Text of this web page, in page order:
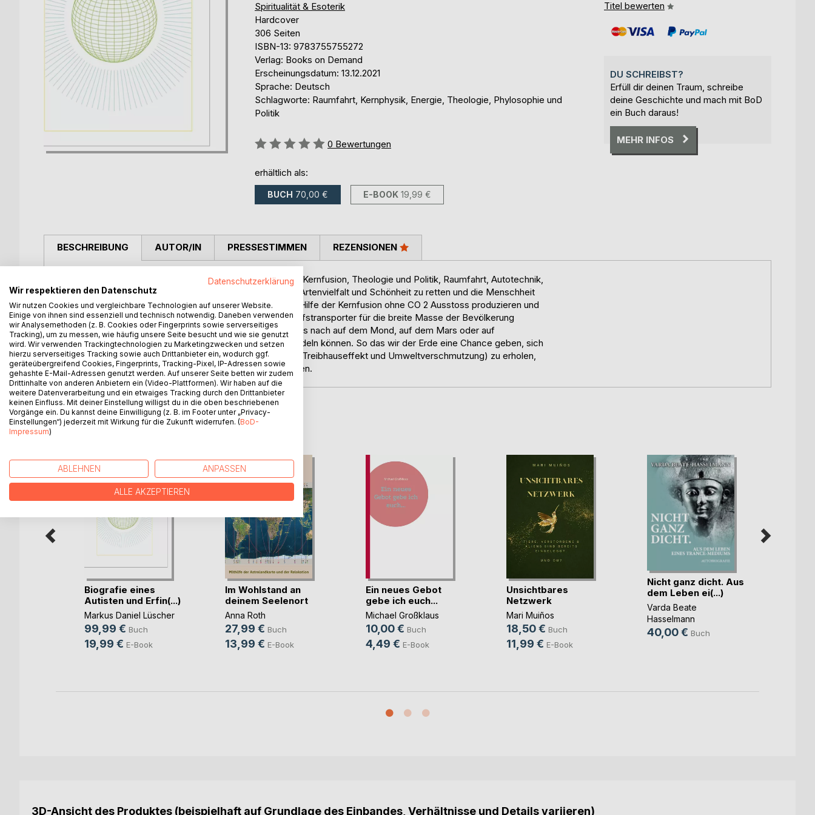
Spiritualität & Esoterik
Hardcover
306 Seiten
ISBN-13: 9783755755272
Verlag: Books on Demand
Erscheinungsdatum: 13.12.2021
Sprache: Deutsch
Schlagworte: Raumfahrt, Kernphysik, Energie, Theologie, Phylosophie und
Politik
Bewertung::
0 Bewertungen
erhältlich als:
BUCH 70,00 € E-BOOK 19,99 €
Titel bewerten
DU SCHREIBST?
Erfüll dir deinen Traum, schreibe
deine Geschichte und mach mit BoD
ein Buch daraus!
MEHR INFOS
BESCHREIBUNG
Ich will mit meinen Ideen, egal ob sie im Bereich, Energie, Kernfusion, Theologie und Politik, Raumfahrt, Autotechnik,
Flugzeugtechnik und Philosophie mithelfen die Erde, ihre Artenvielfalt und Schönheit zu retten und die Menschheit
vor dem Aussterben zu bewahren in dem wir Energie mit Hilfe der Kernfusion ohne CO 2 Ausstoss produzieren und
Raumfahrt mit Hilfe des Weltraumlifts und dem Raumschiffstransporter für die breite Masse der Bevölkerung
zugänglich machen. So dass wir die Bevölkerung nach dies nach auf dem Mond, auf dem Mars oder auf
Weltraumstationen nach dem Konzept von G.O.Neil umsiedeln können. So das wir der Erde eine Chance geben, sich
von den Folgen er Bevölkerungsexplosion (Artensterben, Treibhauseffekt und Umweltverschmutzung) zu erholen,
und auch die Menschheit vor dem Aussterben zu bewahren.
AUTOR/IN PRESSESTIMMEN REZENSIONEN
WEITERE TITEL BEIBoD
Biografie eines
Autisten und Erfin(...)
Markus Daniel Lüscher
99,99 € Buch
19,99 € E-Book
Im Wohlstand an
deinem Seelenort
Anna Roth
27,99 € Buch
13,99 € E-Book
Ein neues Gebot
gebe ich euch...
Michael Großklaus
10,00 € Buch
4,49 € E-Book
Unsichtbares
Netzwerk
Mari Muiños
18,50 € Buch
11,99 € E-Book
Nicht ganz dicht. Aus
dem Leben ei(...)
Varda Beate
Hasselmann
40,00 € Buch
3D-Ansicht des Produktes (beispielhaft auf Grundlage des Einbandes, Verhältnisse und Details variieren)
Datenschutzerklärung
Wir respektieren den Datenschutz
Wir nutzen Cookies und vergleichbare Technologien auf unserer Website.
Einige von ihnen sind essenziell und technisch notwendig. Daneben verwenden
wir Analysemethoden (z. B. Cookies oder Fingerprints sowie serverseitiges
Tracking), um zu messen, wie häufig unsere Seite besucht und wie sie genutzt
wird. Wir verwenden Trackingtechnologien zu Marketingzwecken und setzen
hierzu serverseitiges Tracking sowie auch Drittanbieter ein, wodurch ggf.
geräteübergreifend Cookies, Fingerprints, Tracking-Pixel, IP-Adressen sowie
gehashte E-Mail-Adressen genutzt werden. Auf unserer Seite betten wir zudem
Drittinhalte von anderen Anbietern ein (Video-Plattformen). Wir haben auf die
weitere Datenverarbeitung und ein etwaiges Tracking durch den Drittanbieter
keinen Einfluss. Mit deiner Einstellung willigst du in die oben beschriebenen
Vorgänge ein. Du kannst deine Einwilligung (z. B. im Footer unter „Privacy-
Einstellungen“) jederzeit mit Wirkung für die Zukunft widerrufen. (BoD-
Impressum)
ABLEHNEN ANPASSEN
ALLE AKZEPTIEREN